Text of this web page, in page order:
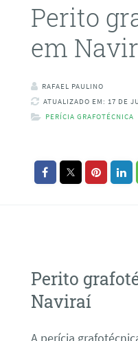
Perito
em
RAFAEL PAULINO
ATUALIZADO EM: 17 DE
PERÍCIA GRAFOTÉCNICA
Perito
Naviraí